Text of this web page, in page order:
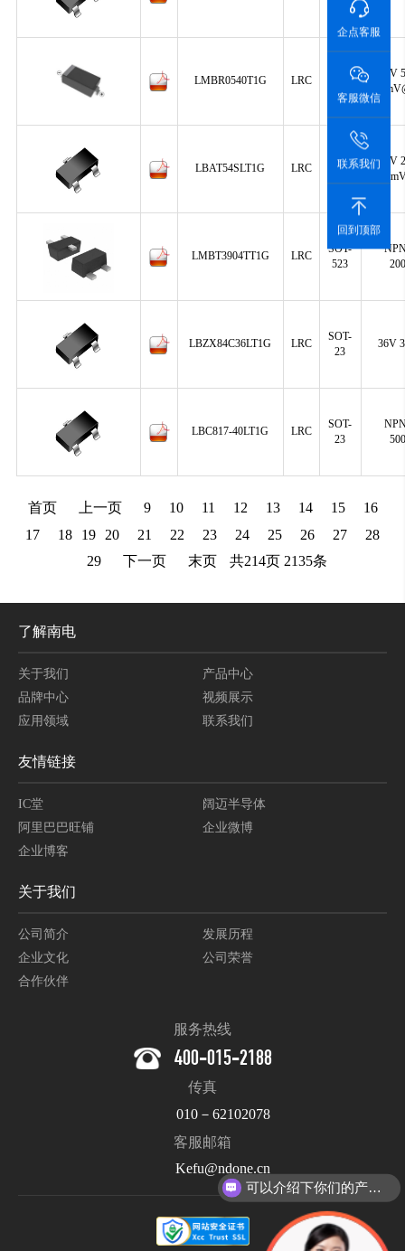
LMBR0540T1G LRC
SOD-
40V
LBAT54SLT1G LRC
SOT-
30V
LMBT3904TT1G LRC
SOT-
523
LBZX84C36LT1G LRC
SOT-
23
36V
LBC817-40LT1G LRC
SOT-
23
首页 上一页 9 10 11 12 13 14 15
16
17
18 19 20 21 22 23 24 25 26 27
28
29
下一页 末页 共214页 2135条
了解南电
关于我们
产品中心
品牌中心
视频展示
应用领域
联系我们
友情链接
IC堂
阔迈半导体
阿里巴巴旺铺
企业微博
企业博客
关于我们
公司简介
发展历程
企业文化
公司荣誉
合作伙伴
服务热线
400-015-2188
传真
010－62102078
客服邮箱
Kefu@ndone.cn
企点客服
客服微信
联系我们
回到顶部
可以介绍下你们的产品么？